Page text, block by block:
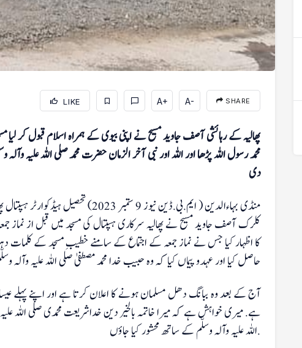
LIKE A+ A- SHARE
پھالیہ کے رہائشی آصف جاوید مسیح نے اپنی بیوی کے ہمراہ اسلام قبول کر لیا
محمد رسول اللہ پڑھا اور اللہ اور نبی آخر الزمان حضرت محمد صلی اللہ علیہ
دی
منڈی بہاءالدین ( ایم.بی.ڈین نیوز 9
کلرک آصف جاوید مسیح نے پھالیہ سرکاری ہسپتال کی مسجد میں قبل از نماز
کا اظہار کیا جس نے نماز جمعہ کے اجتماع کے سامنے خطیبِ مسجد کے کلمات
حاصل کیا اور عہدو پیماں کیا کہ وہ حبیب خدا محمد مصطفیٰ صلی اللہ علیہ
آج کے بعد وہ ببانگ دھل مسلمان ہونے کا اعلان کرتا ہے اور اپنے پہلے
ہے. میری خواہش ہے کہ میرا خاتمہ بالخیر دین خداشریعت محمدی صلی اللہ علیہ
اللہ علیہ وآلہ وسلّم کے ساتھ محشور کیا جاؤں.